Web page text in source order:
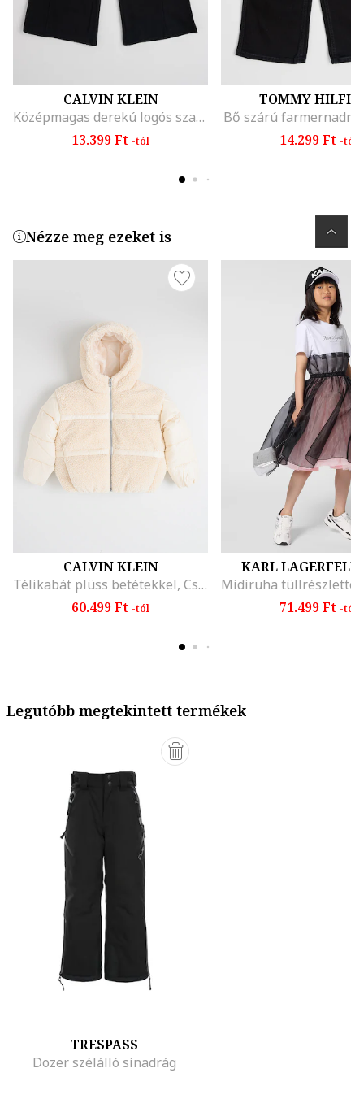
CALVIN KLEIN
Középmagas derekú logós szabadidőnadrág, Fekete
13.399 Ft -tól
TOMMY
Bő szárú
14.299 Ft -tól
Nézze meg ezeket is
CALVIN KLEIN
Télikabát plüss betétekkel, Csontszín
60.499 Ft -tól
KARL
71.499 Ft -tól
Legutóbb megtekintett termékek
TRESPASS
Dozer szélálló sínadrág